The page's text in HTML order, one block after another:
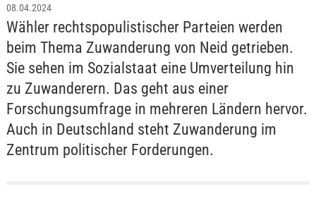
08.04.2024
Wähler rechtspopulistischer Parteien werden
beim Thema Zuwanderung von Neid getrieben.
Sie sehen im Sozialstaat eine Umverteilung hin
zu Zuwanderern. Das geht aus einer
Forschungsumfrage in mehreren Ländern hervor.
Auch in Deutschland steht Zuwanderung im
Zentrum politischer Forderungen.